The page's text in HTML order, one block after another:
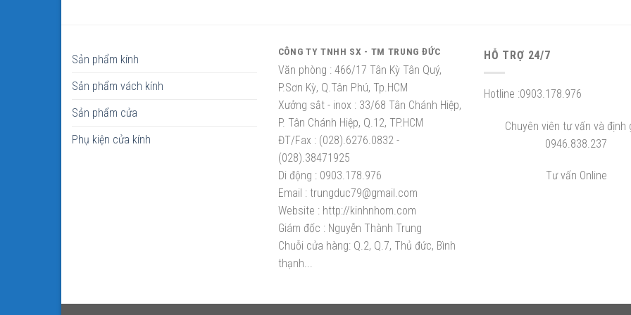
Sản phẩm kính
Sản phẩm vách kính
Sản phẩm cửa
Phụ kiện cửa kính
CÔNG TY TNHH SX - TM TRUNG ĐỨC
Văn phòng :466/17 Tân Kỳ Tân Quý,
P.Sơn Kỳ, Q.Tân Phú, Tp.HCM
Xưởng sắt - inox :33/68 Tân Chánh Hiệp,
P. Tân Chánh Hiệp, Q.12, TP.HCM
ĐT/Fax :(028).6276.0832 -
(028).38471925
Di động :0903.178.976
Email :trungduc79@gmail.com
Website :http://kinhnhom.com
Giám đốc :Nguyễn Thành Trung
Chuỗi cửa hàng: Q.2, Q.7, Thủ đức, Bình
thạnh...
HỖ TRỢ 24/7
Hotline :0903.178.976
Chuyên viên tư vấn và định
0946.838.237
Tư vấn Online